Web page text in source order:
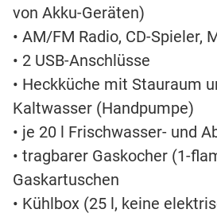
von Akku-Geräten)
• AM/FM Radio, CD-Spieler,
• 2 USB-Anschlüsse
• Heckküche mit Stauraum
Kaltwasser (Handpumpe)
• je 20 l Frischwasser- und
• tragbarer Gaskocher (1-
Gaskartuschen
• Kühlbox (25 l, keine